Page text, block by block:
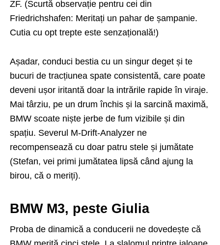
ZF. (Scurtă observație pentru cei din
Friedrichshafen: Meritați un pahar de șampanie.
Cutia cu opt trepte este senzațională!)
Așadar, conduci bestia cu un singur deget și te
bucuri de tracțiunea spate consistentă, care poate
deveni ușor iritantă doar la intrările rapide în viraje.
Mai târziu, pe un drum închis și la sarcină maximă,
BMW scoate niște jerbe de fum vizibile și din
spațiu. Severul M-Drift-Analyzer ne
recompensează cu doar patru stele și jumătate
(Stefan, vei primi jumătatea lipsă când ajung la
birou, că o meriți).
BMW M3, peste Giulia
Proba de dinamică a conducerii ne dovedește că